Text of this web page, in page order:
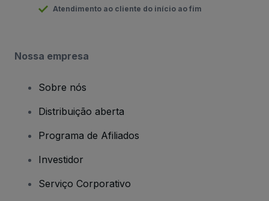
Atendimento ao cliente do início ao fim
Nossa empresa
Sobre nós
Distribuição aberta
Programa de Afiliados
Investidor
Serviço Corporativo